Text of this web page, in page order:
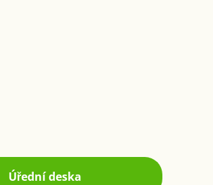
Úřední deska